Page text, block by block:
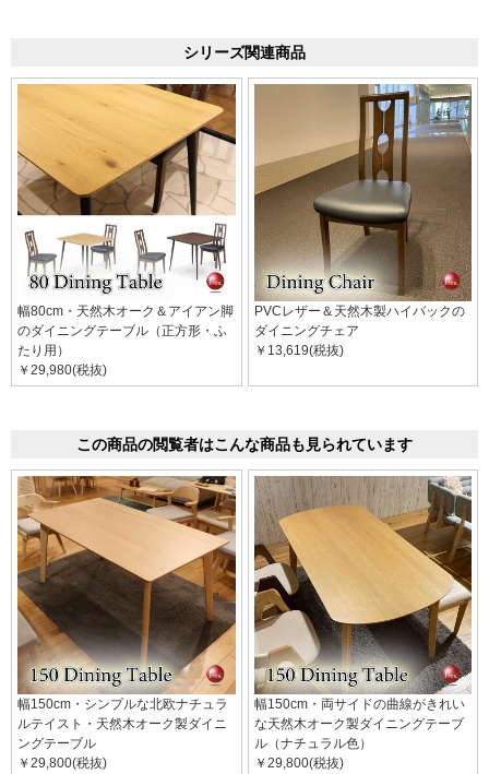
シリーズ関連商品
幅80cm・天然木オーク＆アイアン脚
のダイニングテーブル（正方形・ふ
たり用）
￥29,980(税抜)
PVCレザー＆天然木製ハイバックの
ダイニングチェア
￥13,619(税抜)
この商品の閲覧者はこんな商品も見られています
幅150cm・シンプルな北欧ナチュラ
ルテイスト・天然木オーク製ダイニ
ングテーブル
￥29,800(税抜)
幅150cm・両サイドの曲線がきれい
な天然木オーク製ダイニングテーブ
ル（ナチュラル色）
￥29,800(税抜)